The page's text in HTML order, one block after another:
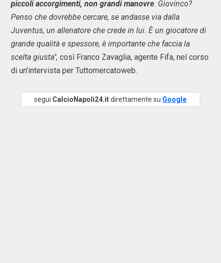
piccoli accorgimenti, non grandi manovre. Giovinco?
Penso che dovrebbe cercare, se andasse via dalla
Juventus, un allenatore che crede in lui. È un giocatore di
grande qualità e spessore, è importante che faccia la
scelta giusta", così Franco Zavaglia, agente Fifa, nel corso
di un'intervista per Tuttomercatoweb.
segui CalcioNapoli24.itdirettamente su Google